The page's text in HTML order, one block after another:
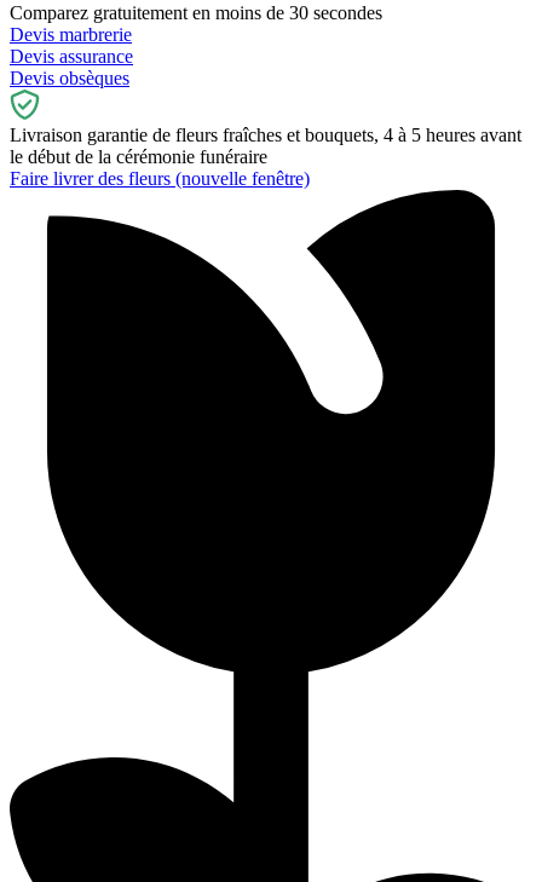
Comparez gratuitement en moins de 30 secondes
Devis marbrerie
Devis assurance
Devis obsèques
Livraison garantie de fleurs fraîches et bouquets, 4 à 5 heures avant
le début de la cérémonie funéraire
Faire livrer des fleurs (nouvelle fenêtre)